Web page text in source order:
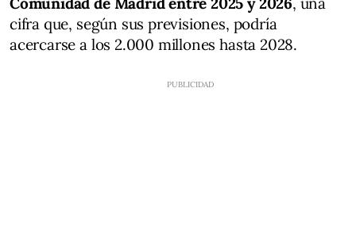
cifra que, según sus previsiones, podría
acercarse a los 2.000 millones hasta 2028.